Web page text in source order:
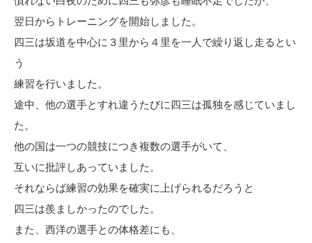
翌日からトレーニングを開始しました。
四三は坂道を中心に３里から４里を一人で繰り返し走るとい
う
練習を行いました。
途中、他の選手とすれ違うたびに四三は孤独を感じていまし
た。
他の国は一つの競技につき複数の選手がいて、
互いに批評しあっていました。
それならば練習の効果を確実に上げられるだろうと
四三は羨ましかったのでした。
また、西洋の選手との体格差にも、